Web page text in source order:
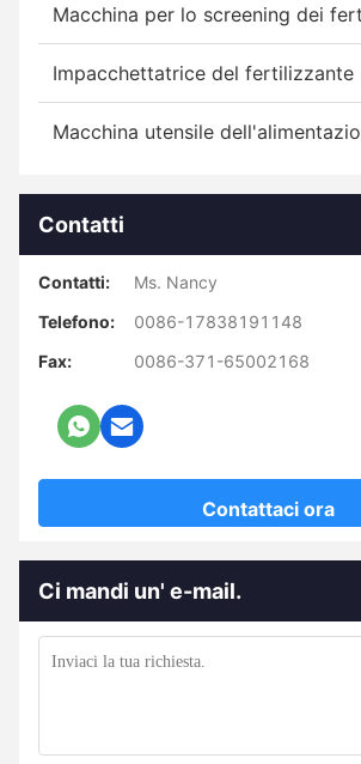
Macchina per lo screening dei
Impacchettatrice del fertilizzante
Macchina utensile
Contatti
Contatti:
Ms. Nancy
Telefono:
0086-17838191148
Fax:
0086-371-65002168
Contattaci ora
Ci mandi un' e-mail.